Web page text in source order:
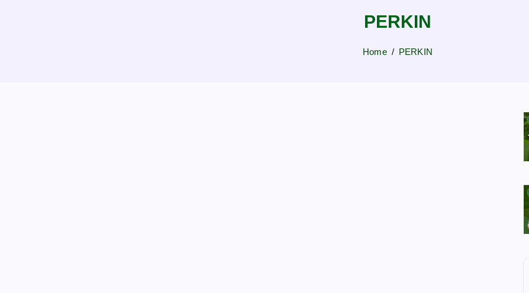
PERKIN
Home PERKIN